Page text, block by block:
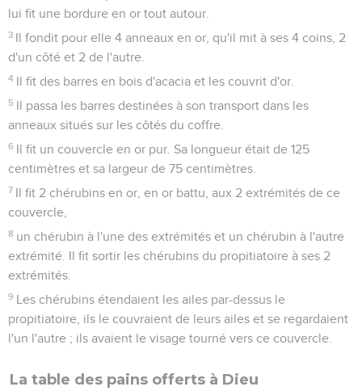
lui fit une bordure en or tout autour.
3 Il fondit pour elle 4 anneaux en or, qu'il mit à ses 4 coins, 2
d'un côté et 2 de l'autre.
4 Il fit des barres en bois d'acacia et les couvrit d'or.
5 Il passa les barres destinées à son transport dans les
anneaux situés sur les côtés du coffre.
6 Il fit un couvercle en or pur. Sa longueur était de 125
centimètres et sa largeur de 75 centimètres.
7 Il fit 2 chérubins en or, en or battu, aux 2 extrémités de ce
couvercle,
8 un chérubin à l'une des extrémités et un chérubin à l'autre
extrémité. Il fit sortir les chérubins du propitiatoire à ses 2
extrémités.
9 Les chérubins étendaient les ailes par-dessus le
propitiatoire, ils le couvraient de leurs ailes et se regardaient
l'un l'autre ; ils avaient le visage tourné vers ce couvercle.
La table des pains offerts à Dieu